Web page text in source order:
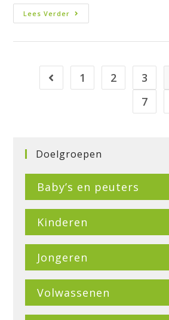
Lees Verder Digitale
Ondersteuning
Naar vorige pagina
1 2 3
7
Doelgroepen
Baby’s en peuters
Kinderen
Jongeren
Volwassenen